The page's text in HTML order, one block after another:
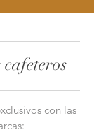
cafeteros
con las